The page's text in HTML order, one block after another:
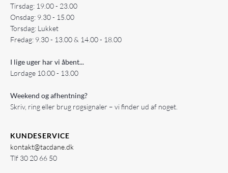
Tirsdag: 19.00 - 23.00
Onsdag: 9.30 - 15.00
Torsdag: Lukket
Fredag: 9.30 - 13.00 & 14.00 - 18.00
I lige uger har vi åbent...
Lørdage 10.00 - 13.00
Weekend og afhentning?
Skriv, ring eller brug røgsignaler – vi finder ud af noget.
KUNDESERVICE
kontakt@tacdane.dk
Tlf 30 20 66 50